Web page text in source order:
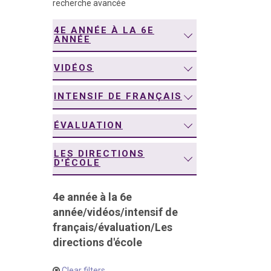
recherche avancée
4E ANNÉE À LA 6E
ANNÉE
VIDÉOS
INTENSIF DE FRANÇAIS
ÉVALUATION
LES DIRECTIONS
D'ÉCOLE
4e année à la 6e
année/vidéos/intensif de
français/évaluation/Les
directions d'école